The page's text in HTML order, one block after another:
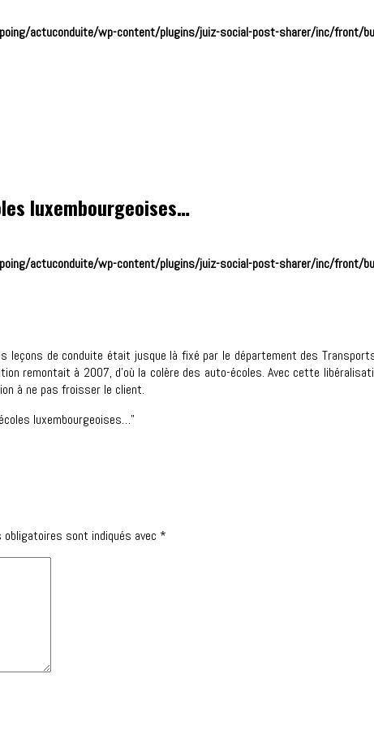
actuconduite/wp-content/plugins/juiz-social-post-sharer/inc/front/
luxembourgeoises…
actuconduite/wp-content/plugins/juiz-social-post-sharer/inc/front/
leçons de conduite était jusque là fixé par le département des
remontait à 2007, d’où la colère des auto-écoles. Avec cette
à ne pas froisser le client.
luxembourgeoises…"
obligatoires sont indiqués avec *